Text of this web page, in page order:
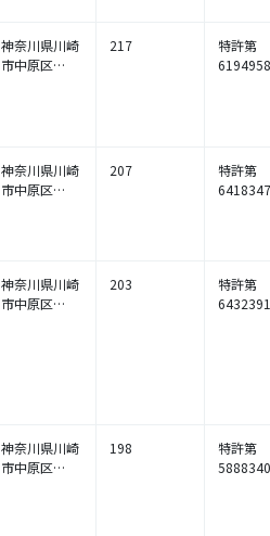
神奈川県川崎
市中原区…
217
特許第
神奈川県川崎
市中原区…
207
特許第
神奈川県川崎
市中原区…
203
特許第
神奈川県川崎
市中原区…
198
特許第